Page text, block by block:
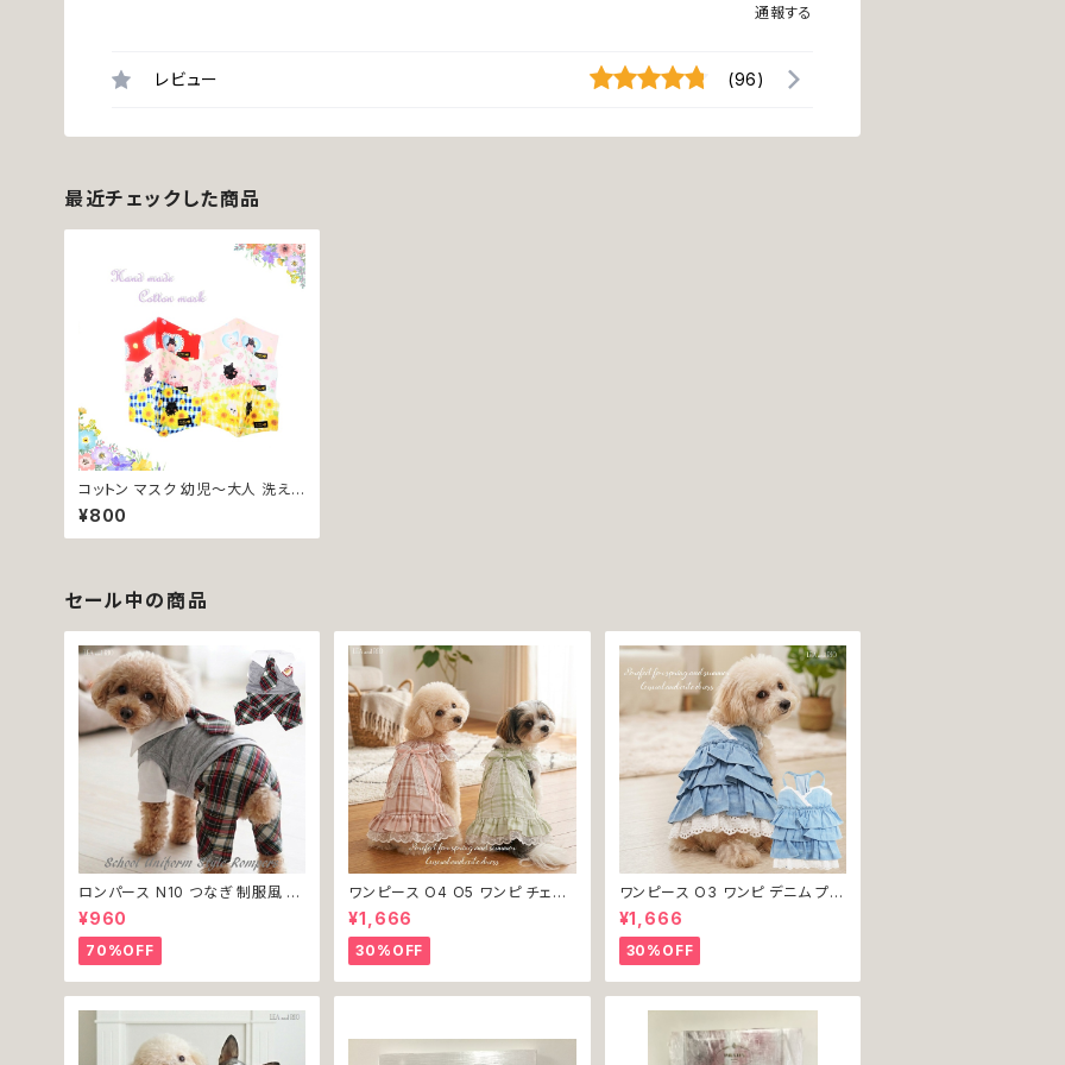
通報する
レビュー (96)
最近チェックした商品
コットン マスク 幼児～大人 洗える
布製 PM7 PM8 PM9 PM10 PM
11 PM12 レッド ピンク ブルー イ
エロー ハート ローズ 薔薇 バラ 向
人 おしゃれ ハンドメイド
¥800
セール中の商品
ロンパース N10 つなぎ 制服風 チ
ェック柄 グレー 灰色 コスチューム
コスプレ ドッグウェア dog 犬 猫
ペット 服 犬服 洋服 オシャレ かわ
いい 小型犬 返品交換不可
¥960
70%OFF
ワンピース O4 O5 ワンピ チェッ
ク プリーツ レース 女の子 犬 犬服
小型 猫 服 洋服 ペット dog ドッグ
ウェア おしゃれ かわいい 返品交
換不可
¥1,666
30%OFF
ワンピース O3 ワンピ デニム プリ
ーツ レース 女の子 犬 犬服 小型
猫 服 洋服 ペット dog ドッグウェ
ア おしゃれ かわいい 返品交換不
可
¥1,666
30%OFF